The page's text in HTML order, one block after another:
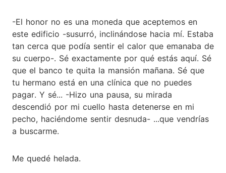
-El honor no es una moneda que aceptemos en
este edificio -susurró, inclinándose hacia mí. Estaba
tan cerca que podía sentir el calor que emanaba de
su cuerpo-. Sé exactamente por qué estás aquí. Sé
que el banco te quita la mansión mañana. Sé que
tu hermano está en una clínica que no puedes
pagar. Y sé... -Hizo una pausa, su mirada
descendió por mi cuello hasta detenerse en mi
pecho, haciéndome sentir desnuda- ...que vendrías
a buscarme.
Me quedé helada.